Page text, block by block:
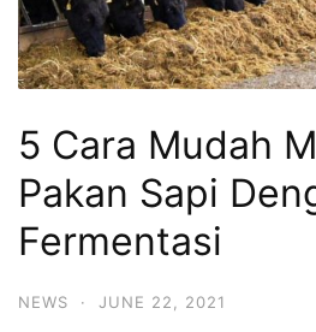
5 Cara Mudah
Pakan Sapi
Fermentasi
NEWS · JUNE 22, 2021